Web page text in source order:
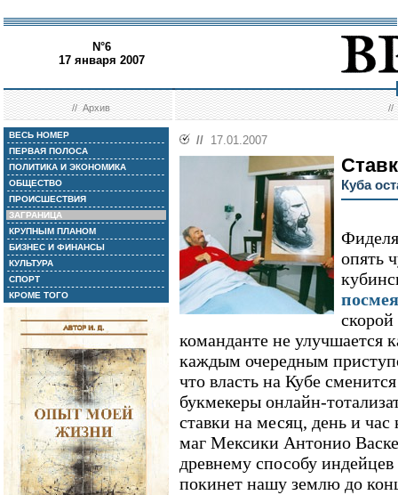
N°6
17 января 2007
//Архив //
ВЕСЬ НОМЕР
ПЕРВАЯ ПОЛОСА
ПОЛИТИКА И ЭКОНОМИКА
ОБЩЕСТВО
ПРОИСШЕСТВИЯ
ЗАГРАНИЦА
КРУПНЫМ ПЛАНОМ
БИЗНЕС И ФИНАНСЫ
КУЛЬТУРА
СПОРТ
КРОМЕ ТОГО
// 17.01.2007
Куба
опять
команданте не улучшается
каждым очередным
что власть на Кубе
букмекеры онлайн-
ставки на месяц, день и
маг Мексики Антонио
древнему способу
покинет нашу землю до